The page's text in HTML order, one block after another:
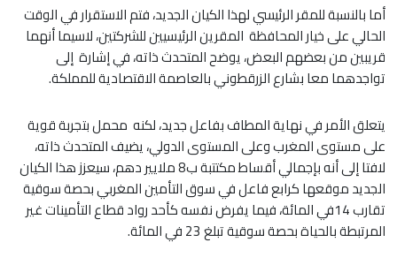
أما بالنسبة للمقر الرئيسي لهذا الكيان الجديد، فتم الاستقرار في الوقت
الحالي على خيار المحافظة المقرين الرئيسيين للشركتين، لاسيما أنهما
قريبين من بعضهم البعض، يوضح المتحدث ذاته، في إشارة إلى
تواجدهما معا بشارع الزرقطوني بالعاصمة الاقتصادية للمملكة.
يتعلق الأمر في نهاية المطاف بفاعل جديد، لكنه محمل بتجربة قوية
على مستوى المغرب وعلى المستوى الدولي، يضيف المتحدث ذاته،
لافتا إلى أنه بإجمالي أقساط مكتتبة ب8 ملايير دهم، سيعزز هذا الكيان
الجديد موقعها كرابع فاعل في سوق التأمين المغربي بحصة سوقية
تقارب 14في المائة، فيما يفرض نفسه كأحد رواد قطاع التأمينات غير
المرتبطة بالحياة بحصة سوقية تبلغ 23 في المائة.